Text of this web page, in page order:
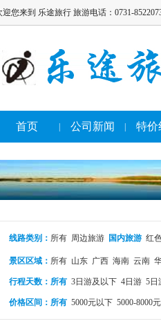
迎您来到 乐途旅行 旅游电话：0731-
首页 公司新闻 特价
线路类别 ： 所有 周边旅游 国内旅游 红
景区区域： 所有 山东 广西 海南 云南
行程天数： 所有 3日游及以下 4日游 5日
价格区间： 所有 5000元以下 5000-8000元